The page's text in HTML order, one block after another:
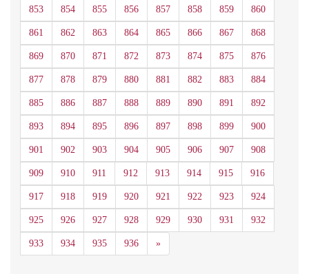
853 854 855 856 857 858 859 860
861 862 863 864 865 866 867 868
869 870 871 872 873 874 875 876
877 878 879 880 881 882 883 884
885 886 887 888 889 890 891 892
893 894 895 896 897 898 899 900
901 902 903 904 905 906 907 908
909 910 911 912 913 914 915 916
917 918 919 920 921 922 923 924
925 926 927 928 929 930 931 932
933 934 935 936 »Siguiente